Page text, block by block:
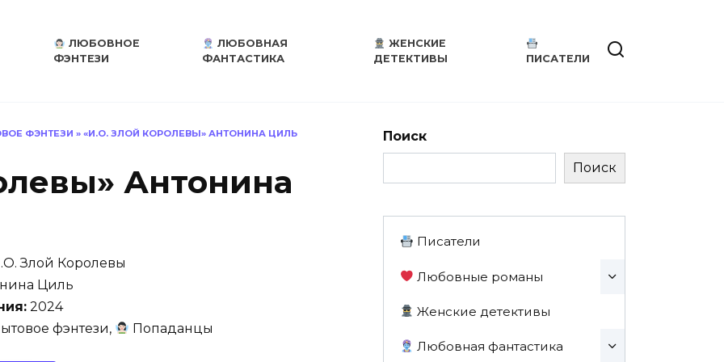
ЛЮБОВНОЕ
ФЭНТЕЗИ
ЛЮБОВНАЯ
ФАНТАСТИКА
ЖЕНСКИЕ
ДЕТЕКТИВЫ
ПИСАТЕЛИ
ФЭНТЕЗИ » «И.О. ЗЛОЙ КОРОЛЕВЫ» АНТОНИНА ЦИЛЬ
Антонина
Злой Королевы
Циль
2024
фэнтези,
Попаданцы
Поиск
Поиск
Писатели
Любовные романы
Женские детективы
Любовная фантастика